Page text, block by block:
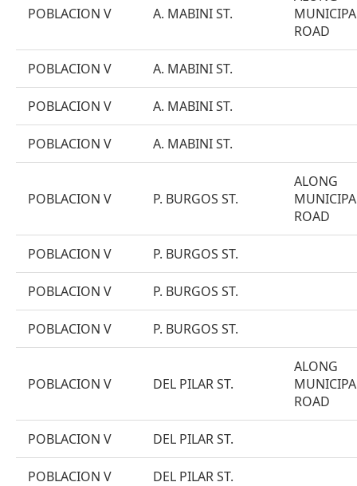
POBLACION V A. MABINI ST.
ROAD
POBLACION V A. MABINI ST.
POBLACION V A. MABINI ST.
POBLACION V A. MABINI ST.
POBLACION V P. BURGOS ST.
ALONG
ROAD
POBLACION V P. BURGOS ST.
POBLACION V P. BURGOS ST.
POBLACION V P. BURGOS ST.
POBLACION V DEL PILAR ST.
ALONG
ROAD
POBLACION V DEL PILAR ST.
POBLACION V DEL PILAR ST.